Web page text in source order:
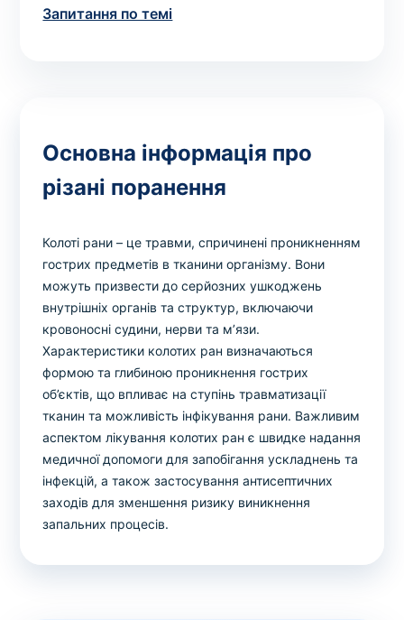
Запитання по темі
Основна інформація про
різані поранення
Колоті рани – це травми, спричинені проникненням
гострих предметів в тканини організму. Вони
можуть призвести до серйозних ушкоджень
внутрішніх органів та структур, включаючи
кровоносні судини, нерви та м’язи.
Характеристики колотих ран визначаються
формою та глибиною проникнення гострих
об’єктів, що впливає на ступінь травматизації
тканин та можливість інфікування рани. Важливим
аспектом лікування колотих ран є швидке надання
медичної допомоги для запобігання ускладнень та
інфекцій, а також застосування антисептичних
заходів для зменшення ризику виникнення
запальних процесів.
Якщо ви не знаєте, які аналізи вам необхідні,
запишіться до лікаряна консультацію .
своєчасного оновлення розміщеного на сайті прайс-
листа. Проте, щоб уникнути можливих непорозумінь,
рекомендуємо уточнювати вартість та терміни
виконання досліджень за телефонами, вказаними на
сайті.